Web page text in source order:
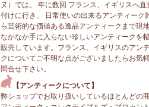
ヌ）では、 年に数回 フランス、イギリスへ直
付けに行き、 日常使いの出来るアンティーク
ら芸術的な価値ある逸品アンティークまで現
なかなか手に入らない珍しいアンティークを
販売しています。フランス、イギリスのアン
クについてご不明な点がございましたらお気
問合せ下さい。
【アンティークについて】
弊ショップでお取り扱いしているほとんどの